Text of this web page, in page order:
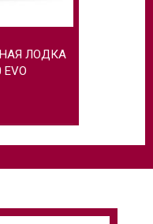
ЛОДКА
EVO